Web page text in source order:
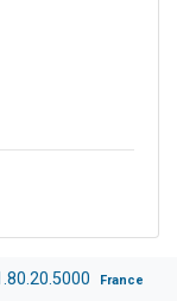
France